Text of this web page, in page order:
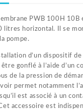
PWB 100H 10B
litres horizontal. Il se
pompe.
d’un dispositif
gonflé à l’aide d’un
de la pression de
permet notamment
est associé à un
accessoire est